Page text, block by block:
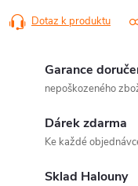
Dotaz k produktu
Garance
nepoškozeného
Dárek zdarma
Ke každé
Sklad Halouny